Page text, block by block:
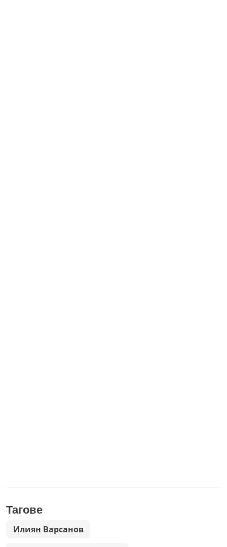
Тагове
Илиян Варсанов